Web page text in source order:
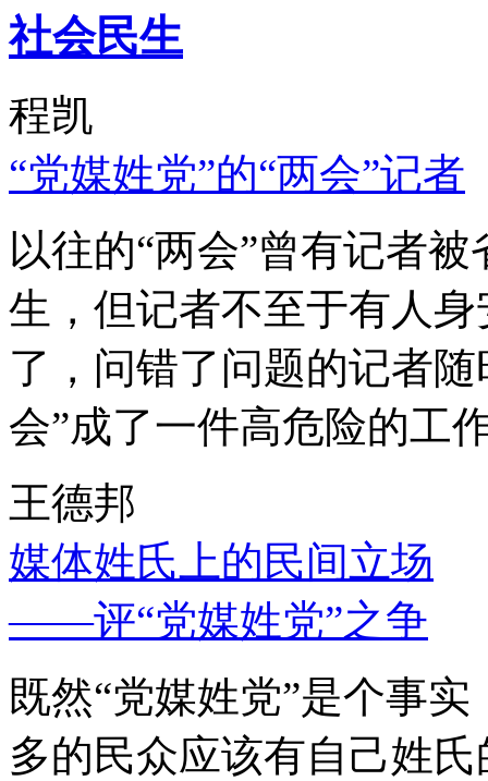
社会民生
程凯
“党媒姓党”的“两会”记者
以往的“两会”曾有记者
生，但记者不至于有人
了，问错了问题的记者
会”成了一件高危险的工
王德邦
媒体姓氏上的民间立场
——评“党媒姓党”之争
既然“党媒姓党”是个事
多的民众应该有自己姓